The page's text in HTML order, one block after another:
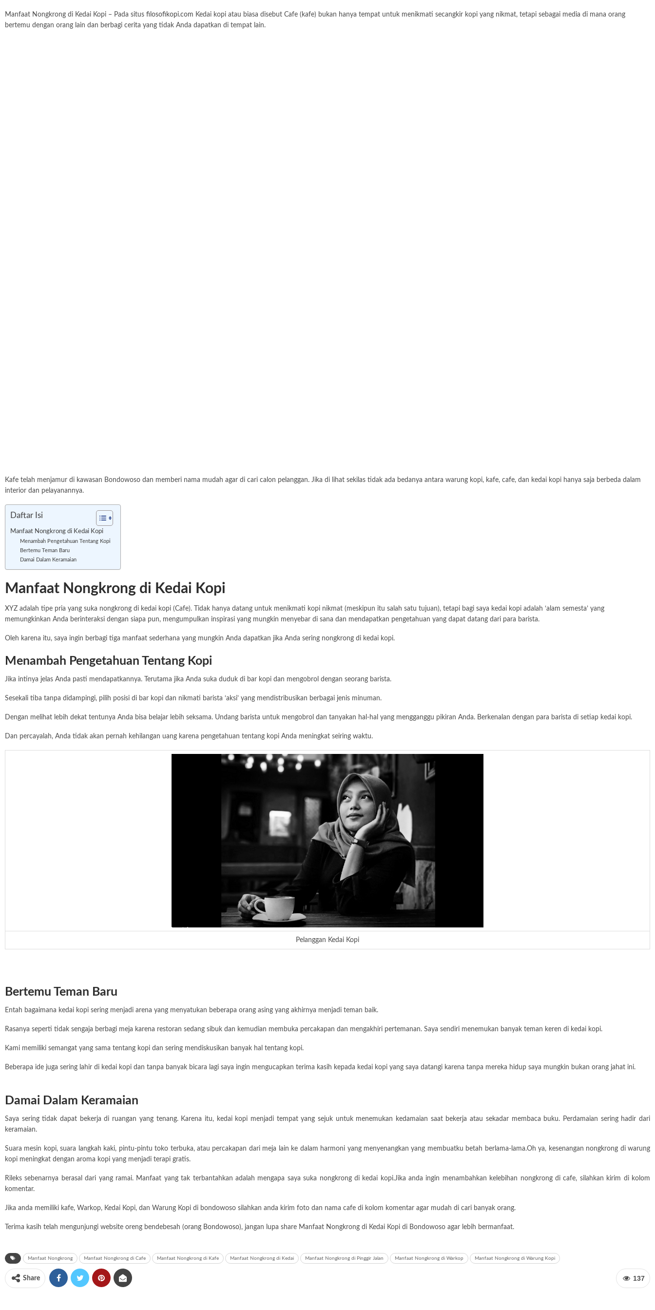
Manfaat Nongkrong di Kedai Kopi – Pada situs filosofikopi.com Kedai kopi atau biasa disebut Cafe (kafe) bukan hanya tempat untuk menikmati secangkir kopi yang nikmat, tetapi sebagai media di mana orang
bertemu dengan orang lain dan berbagi cerita yang tidak Anda dapatkan di tempat lain.
Kafe telah menjamur di kawasan Bondowoso dan memberi nama mudah agar di cari calon pelanggan. Jika di lihat sekilas tidak ada bedanya antara warung kopi, kafe, cafe, dan kedai kopi hanya saja berbeda dalam
interior dan pelayanannya.
Daftar Isi
Manfaat Nongkrong di Kedai Kopi
Menambah Pengetahuan Tentang Kopi
Bertemu Teman Baru
Damai Dalam Keramaian
Manfaat Nongkrong di Kedai Kopi
XYZ adalah tipe pria yang suka nongkrong di kedai kopi (Cafe). Tidak hanya datang untuk menikmati kopi nikmat (meskipun itu salah satu tujuan), tetapi bagi saya kedai kopi adalah ‘alam semesta’ yang
memungkinkan Anda berinteraksi dengan siapa pun, mengumpulkan inspirasi yang mungkin menyebar di sana dan mendapatkan pengetahuan yang dapat datang dari para barista.
Oleh karena itu, saya ingin berbagi tiga manfaat sederhana yang mungkin Anda dapatkan jika Anda sering nongkrong di kedai kopi.
Menambah Pengetahuan Tentang Kopi
Jika intinya jelas Anda pasti mendapatkannya. Terutama jika Anda suka duduk di bar kopi dan mengobrol dengan seorang barista.
Sesekali tiba tanpa didampingi, pilih posisi di bar kopi dan nikmati barista ‘aksi’ yang mendistribusikan berbagai jenis minuman.
Dengan melihat lebih dekat tentunya Anda bisa belajar lebih seksama. Undang barista untuk mengobrol dan tanyakan hal-hal yang mengganggu pikiran Anda. Berkenalan dengan para barista di setiap kedai kopi.
Dan percayalah, Anda tidak akan pernah kehilangan uang karena pengetahuan tentang kopi Anda meningkat seiring waktu.
Pelanggan Kedai Kopi
Bertemu Teman Baru
Entah bagaimana kedai kopi sering menjadi arena yang menyatukan beberapa orang asing yang akhirnya menjadi teman baik.
Rasanya seperti tidak sengaja berbagi meja karena restoran sedang sibuk dan kemudian membuka percakapan dan mengakhiri pertemanan. Saya sendiri menemukan banyak teman keren di kedai kopi.
Kami memiliki semangat yang sama tentang kopi dan sering mendiskusikan banyak hal tentang kopi.
Beberapa ide juga sering lahir di kedai kopi dan tanpa banyak bicara lagi saya ingin mengucapkan terima kasih kepada kedai kopi yang saya datangi karena tanpa mereka hidup saya mungkin bukan orang jahat ini.
Damai Dalam Keramaian
Saya sering tidak dapat bekerja di ruangan yang tenang. Karena itu, kedai kopi menjadi tempat yang sejuk untuk menemukan kedamaian saat bekerja atau sekadar membaca buku. Perdamaian sering hadir dari
keramaian.
Suara mesin kopi, suara langkah kaki, pintu-pintu toko terbuka, atau percakapan dari meja lain ke dalam harmoni yang menyenangkan yang membuatku betah berlama-lama.Oh ya, kesenangan nongkrong di warung
kopi meningkat dengan aroma kopi yang menjadi terapi gratis.
Rileks sebenarnya berasal dari yang ramai. Manfaat yang tak terbantahkan adalah mengapa saya suka nongkrong di kedai kopi.Jika anda ingin menambahkan kelebihan nongkrong di cafe, silahkan kirim di kolom
komentar.
Jika anda memiliki kafe, Warkop, Kedai Kopi, dan Warung Kopi di bondowoso silahkan anda kirim foto dan nama cafe di kolom komentar agar mudah di cari banyak orang.
Terima kasih telah mengunjungi website oreng bendebesah (orang Bondowoso), jangan lupa share Manfaat Nongkrong di Kedai Kopi di Bondowoso agar lebih bermanfaat.
Manfaat Nongkrong Manfaat Nongkrong di Cafe Manfaat Nongkrong di Kafe Manfaat Nongkrong di Kedai Manfaat Nongkrong di Pinggir Jalan Manfaat Nongkrong di Warkop Manfaat Nongkrong di Warung Kopi
137
Share